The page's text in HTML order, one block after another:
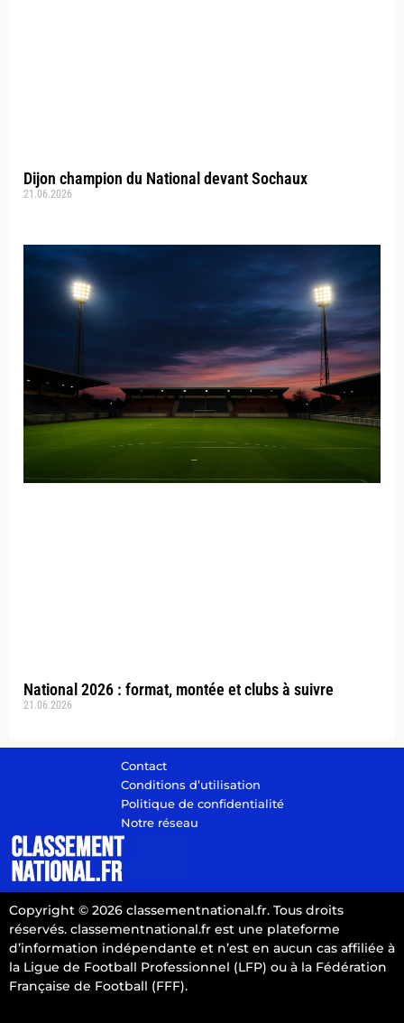
Dijon champion du National devant Sochaux
21.06.2026
National 2026 : format, montée et clubs à suivre
21.06.2026
Contact
Conditions d’utilisation
Politique de confidentialité
Notre réseau
Copyright © 2026 classementnational.fr. Tous droits
réservés. classementnational.fr est une plateforme
d’information indépendante et n’est en aucun cas affiliée à
la Ligue de Football Professionnel (LFP) ou à la Fédération
Française de Football (FFF).